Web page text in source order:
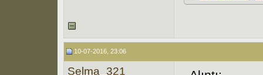
10-07-2016, 23:06
Selma_321